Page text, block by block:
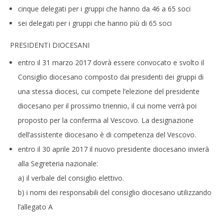
cinque delegati per i gruppi che hanno da 46 a 65 soci
sei delegati per i gruppi che hanno più di 65 soci
PRESIDENTI DIOCESANI
entro il 31 marzo 2017 dovrà essere convocato e svolto il
Consiglio diocesano composto dai presidenti dei gruppi di
una stessa diocesi, cui compete l’elezione del presidente
diocesano per il prossimo triennio, il cui nome verrà poi
proposto per la conferma al Vescovo. La designazione
dell’assistente diocesano è di competenza del Vescovo.
entro il 30 aprile 2017 il nuovo presidente diocesano invierà
alla Segreteria nazionale:
a) il verbale del consiglio elettivo.
b) i nomi dei responsabili del consiglio diocesano utilizzando
l’allegato A